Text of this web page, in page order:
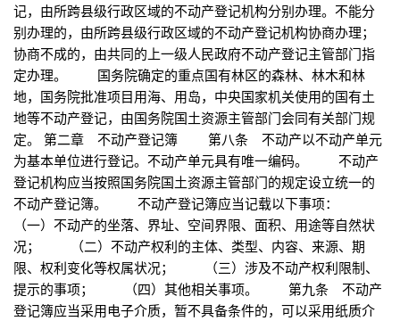
记，由所跨县级行政区域的不动产登记机构分别办理。不能分
别办理的，由所跨县级行政区域的不动产登记机构协商办理；
协商不成的，由共同的上一级人民政府不动产登记主管部门指
定办理。 国务院确定的重点国有林区的森林、林木和林
地，国务院批准项目用海、用岛，中央国家机关使用的国有土
地等不动产登记，由国务院国土资源主管部门会同有关部门规
定。 第二章 不动产登记簿 第八条 不动产以不动产单元
为基本单位进行登记。不动产单元具有唯一编码。 不动产
登记机构应当按照国务院国土资源主管部门的规定设立统一的
不动产登记簿。 不动产登记簿应当记载以下事项：
（一）不动产的坐落、界址、空间界限、面积、用途等自然状
况； （二）不动产权利的主体、类型、内容、来源、期
限、权利变化等权属状况； （三）涉及不动产权利限制、
提示的事项； （四）其他相关事项。 第九条 不动产
登记簿应当采用电子介质，暂不具备条件的，可以采用纸质介